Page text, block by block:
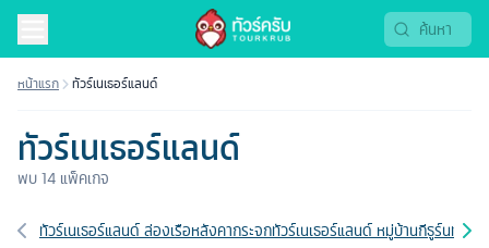
หน้าแรก ทัวร์เนเธอร์แลนด์
ทัวร์เนเธอร์แลนด์
พบ14 แพ็คเกจ
เส้นทางที่เกี่ยวข้อง
ทัวร์เนเธอร์แลนด์ ล่องเรือหลังคากระจกทัวร์เนเธอร์แลนด์ หมู่บ้านกีธูร์นทัวร์เ
ทัวร์เนเธอร์แลนด์ 2569 | Tourkrub